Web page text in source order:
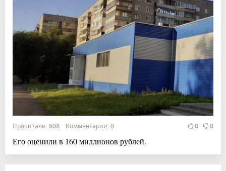
Прочитали: 608 Комментарии: 0 0 0
Его оценили в 160 миллионов рублей.